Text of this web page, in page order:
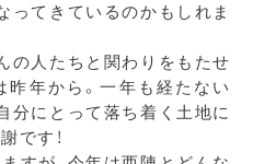
ってきているのかもしれま
の人たちと関わりをもたせ
年から。一年も経たない
分にとって落ち着く土地に
です！